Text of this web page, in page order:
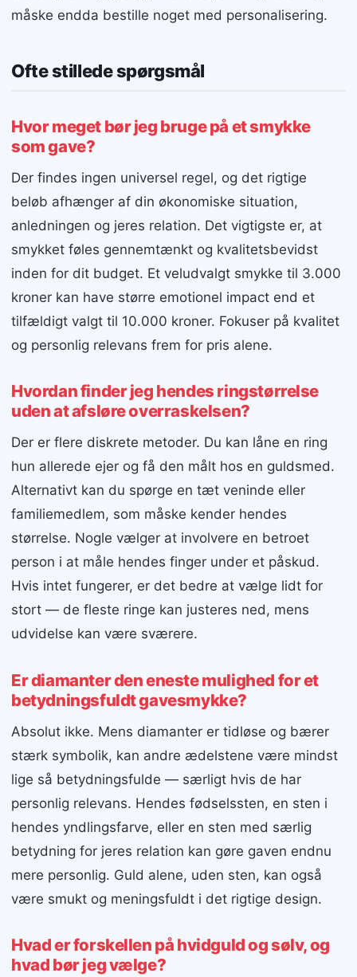
måske endda bestille noget med personalisering.
Ofte stillede spørgsmål
Hvor meget bør jeg bruge på et smykke
som gave?
Der findes ingen universel regel, og det rigtige
beløb afhænger af din økonomiske situation,
anledningen og jeres relation. Det vigtigste er, at
smykket føles gennemtænkt og kvalitetsbevidst
inden for dit budget. Et veludvalgt smykke til 3.000
kroner kan have større emotionel impact end et
tilfældigt valgt til 10.000 kroner. Fokuser på kvalitet
og personlig relevans frem for pris alene.
Hvordan finder jeg hendes ringstørrelse
uden at afsløre overraskelsen?
Der er flere diskrete metoder. Du kan låne en ring
hun allerede ejer og få den målt hos en guldsmed.
Alternativt kan du spørge en tæt veninde eller
familiemedlem, som måske kender hendes
størrelse. Nogle vælger at involvere en betroet
person i at måle hendes finger under et påskud.
Hvis intet fungerer, er det bedre at vælge lidt for
stort — de fleste ringe kan justeres ned, mens
udvidelse kan være sværere.
Er diamanter den eneste mulighed for et
betydningsfuldt gavesmykke?
Absolut ikke. Mens diamanter er tidløse og bærer
stærk symbolik, kan andre ædelstene være mindst
lige så betydningsfulde — særligt hvis de har
personlig relevans. Hendes fødselssten, en sten i
hendes yndlingsfarve, eller en sten med særlig
betydning for jeres relation kan gøre gaven endnu
mere personlig. Guld alene, uden sten, kan også
være smukt og meningsfuldt i det rigtige design.
Hvad er forskellen på hvidguld og sølv, og
hvad bør jeg vælge?